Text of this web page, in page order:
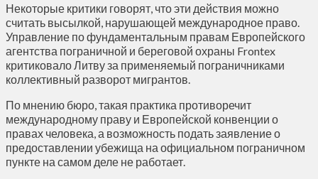
Некоторые критики говорят, что эти действия можно
считать высылкой, нарушающей международное право.
Управление по фундаментальным правам Европейского
агентства пограничной и береговой охраны Frontex
критиковало Литву за применяемый пограничниками
коллективный разворот мигрантов.
По мнению бюро, такая практика противоречит
международному праву и Европейской конвенции о
правах человека, а возможность подать заявление о
предоставлении убежища на официальном пограничном
пункте на самом деле не работает.